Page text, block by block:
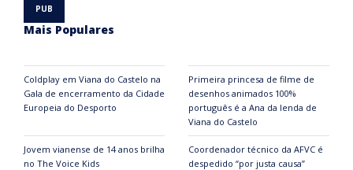
Mais Populares
Coldplay em Viana do Castelo na
Gala de encerramento da Cidade
Europeia do Desporto
Primeira princesa de filme de
desenhos animados 100%
português é a Ana da lenda de
Viana do Castelo
Jovem vianense de 14 anos brilha
no The Voice Kids
Coordenador técnico da AFVC é
despedido “por justa causa”